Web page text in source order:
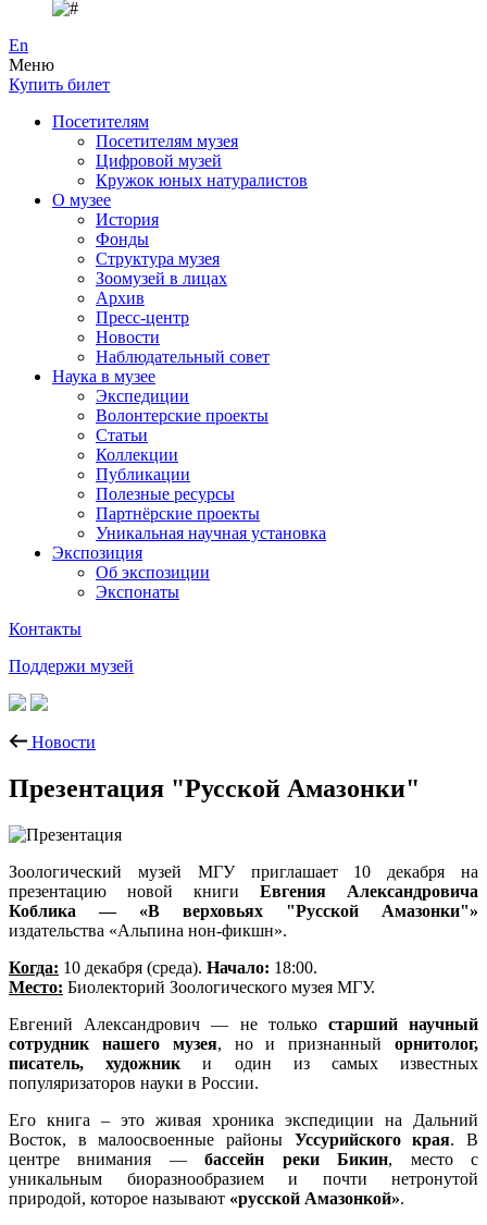
En
Меню
Купить билет
Посетителям
Посетителям музея
Цифровой музей
Кружок юных натуралистов
О музее
История
Фонды
Структура музея
Зоомузей в лицах
Архив
Пресс-центр
Новости
Наблюдательный совет
Наука в музее
Экспедиции
Волонтерские проекты
Статьи
Коллекции
Публикации
Полезные ресурсы
Партнёрские проекты
Уникальная научная установка
Экспозиция
Об экспозиции
Экспонаты
Контакты
Поддержи музей
Новости
Презентация "Русской Амазонки"
Зоологический музей МГУ приглашает 10 декабря на
презентацию новой книги Евгения Александровича
Коблика — «В верховьях "Русской Амазонки"»
издательства «Альпина нон-фикшн».
Когда: 10 декабря (среда). Начало: 18:00.
Место: Биолекторий Зоологического музея МГУ.
Евгений Александрович — не только старший научный
сотрудник нашего музея, но и признанныйорнитолог,
писатель, художник и один из самых известных
популяризаторов науки в России.
Его книга – это живая хроника экспедиции на Дальний
Восток, в малоосвоенные районы Уссурийского края. В
центре внимания —бассейн реки Бикин, место с
уникальным биоразнообразием и почти нетронутой
природой, которое называют «русской Амазонкой».